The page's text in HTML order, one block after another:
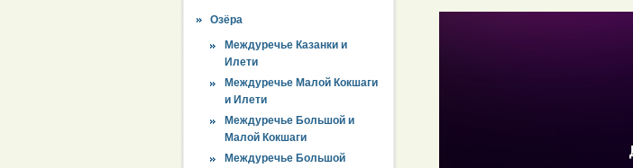
Озёра
Междуречье Казанки и
Илети
Междуречье Малой Кокшаги
и Илети
Междуречье Большой и
Малой Кокшаги
Междуречье Большой